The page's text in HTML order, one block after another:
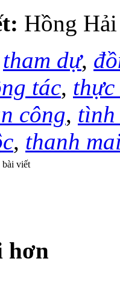
Hồng Hải
tham dự,
tác,
công,
, thanh
bài viết
hơn